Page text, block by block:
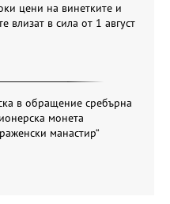
цени на винетките и
влизат в сила от 1 август
в обращение сребърна
монета
манастир“